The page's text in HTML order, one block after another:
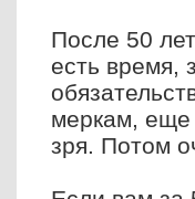
После 50
есть время,
меркам, еще
зря. Потом